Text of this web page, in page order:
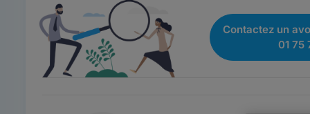
Contactez un
01 75